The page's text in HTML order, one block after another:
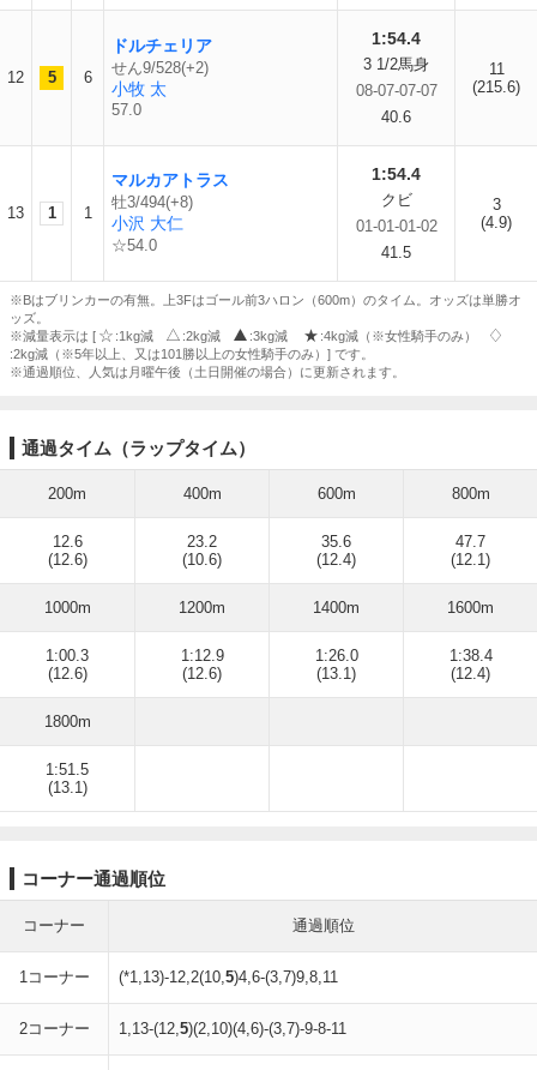
12 5 6
ドルチェリア
せん9/528(+2)
小牧 太
57.0
1:54.4
3 1/2馬身
08-07-07-07
40.6
11
(215.6)
13 1 1
マルカアトラス
牡3/494(+8)
小沢 大仁
☆54.0
1:54.4
クビ
01-01-01-02
41.5
3
(4.9)
※Bはブリンカーの有無。上3Fはゴール前3ハロン（600m）のタイム。オッズは単勝オ
ッズ。
※減量表示は [
:1kg減 :2kg減 :3kg減
:4kg減（※女性騎手のみ）
:2kg減（※5年以上、又は101勝以上の女性騎手のみ）] です。
※通過順位、人気は月曜午後（土日開催の場合）に更新されます。
通過タイム（ラップタイム）
200m 400m 600m 800m
12.6
(12.6)
23.2
(10.6)
35.6
(12.4)
47.7
(12.1)
1000m 1200m 1400m 1600m
1:00.3
(12.6)
1:12.9
(12.6)
1:26.0
(13.1)
1:38.4
(12.4)
1800m
1:51.5
(13.1)
コーナー通過順位
コーナー 通過順位
1コーナー (*1,13)-12,2(10,5)4,6-(3,7)9,8,11
2コーナー 1,13-(12,5)(2,10)(4,6)-(3,7)-9-8-11